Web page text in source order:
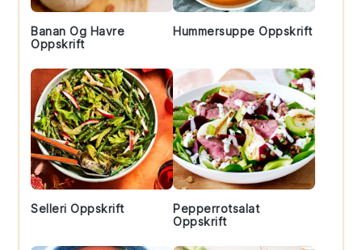
Banan Og Havre
Oppskrift
Hummersuppe Oppskrift
Selleri Oppskrift
Pepperrotsalat
Oppskrift